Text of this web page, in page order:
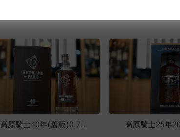
高原騎士40年(舊版)0.7L 高原騎士25年